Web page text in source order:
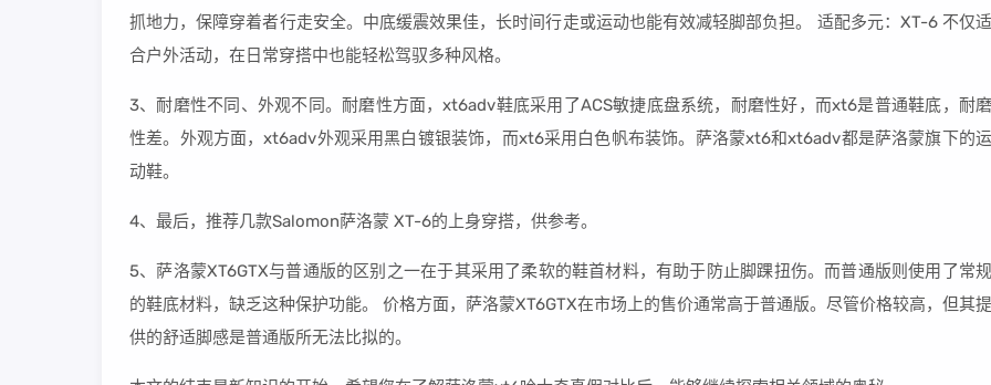
抓地力，保障穿着者行走安全。中底缓震效果佳，长时间行走或运动也能有效减轻脚部负担。 适配多元：XT-6 不仅适
合户外活动，在日常穿搭中也能轻松驾驭多种风格。
3、耐磨性不同、外观不同。耐磨性方面，xt6adv鞋底采用了ACS敏捷底盘系统，耐磨性好，而xt6是普通鞋底，耐磨
性差。外观方面，xt6adv外观采用黑白镀银装饰，而xt6采用白色帆布装饰。萨洛蒙xt6和xt6adv都是萨洛蒙旗下的运
动鞋。
4、最后，推荐几款Salomon萨洛蒙 XT-6的上身穿搭，供参考。
5、萨洛蒙XT6GTX与普通版的区别之一在于其采用了柔软的鞋首材料，有助于防止脚踝扭伤。而普通版则使用了常规
的鞋底材料，缺乏这种保护功能。 价格方面，萨洛蒙XT6GTX在市场上的售价通常高于普通版。尽管价格较高，但其提
供的舒适脚感是普通版所无法比拟的。